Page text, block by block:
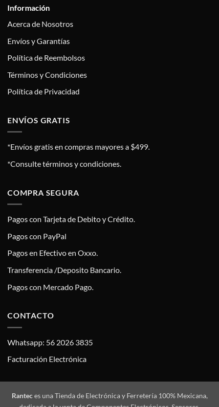
Información
Acerca de Nosotros
Envíos y Garantías
Política de Reembolsos
Términos y Condiciones
Política de Privacidad
ENVÍOS GRATIS
*Envíos gratis en compras mayores a $499.
*Consulte términos y condiciones.
COMPRA SEGURA
Pagos con Tarjeta de Debito y Crédito.
Pagos con PayPal
Pagos en Efectivo en Oxxo.
Transferencia /Deposito Bancario.
Pagos con Mercado Pago.
CONTACTO
Whatsapp: 56 2026 3835
Facturación Electrónica
Ranteces una Tienda de Electrónica y Ferretería 100% Mexicana,